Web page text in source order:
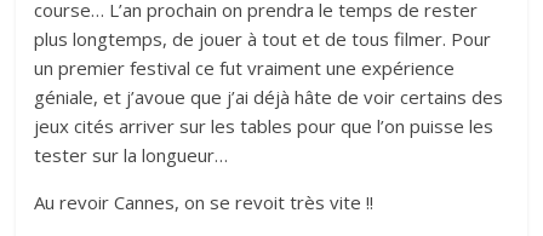
course… L’an prochain on prendra le temps de rester
plus longtemps, de jouer à tout et de tous filmer. Pour
un premier festival ce fut vraiment une expérience
géniale, et j’avoue que j’ai déjà hâte de voir certains des
jeux cités arriver sur les tables pour que l’on puisse les
tester sur la longueur…
Au revoir Cannes, on se revoit très vite !!